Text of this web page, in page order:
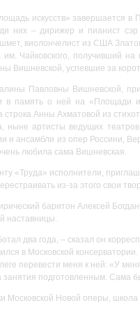
искусств» завершается
них – дирижер и пианист
виолончелист из США
им. Чайковского, получивший
Вишневской, успевшие за
Павловны Вишневской,
память о ней на «Площади
Анны Ахматовой из
ныне артисты ведущих
и ансамбли из опер Россини,
любила сама Вишневская.
«Труда» исполнители,
из-за этого свои
баритон Алексей
наставницы.
два года, – сказал он
в Московской
перевести меня к ней: «У
занятия подготовленным. Сама
Московской Новой оперы,